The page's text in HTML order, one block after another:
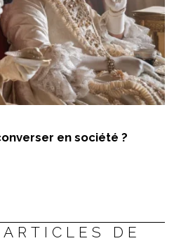
en société ?
DE